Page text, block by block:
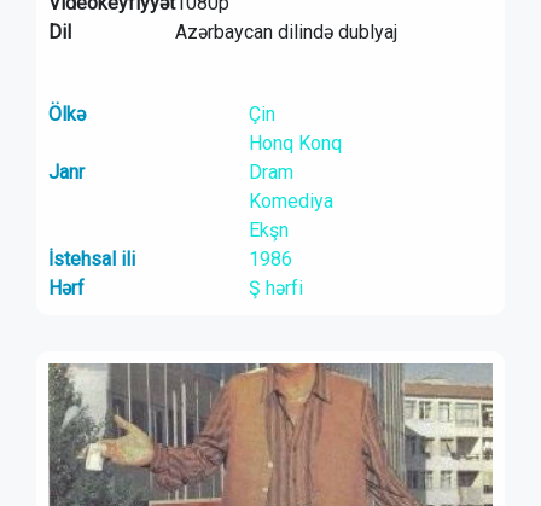
Dil
Azərbaycan dilində dublyaj
Ölkə
Çin
Honq Konq
Janr
Dram
Komediya
Ekşn
İstehsal ili
1986
Hərf
Ş hərfi